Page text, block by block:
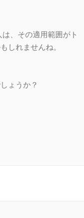
、その適用範囲がト
しれませんね。
ょうか？